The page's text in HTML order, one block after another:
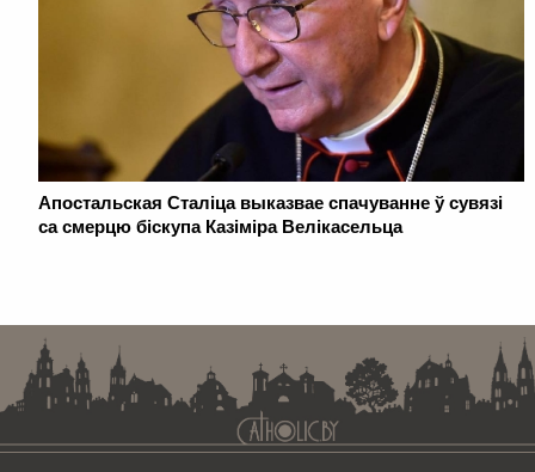
Апостальская Сталіца выказвае спачуванне ў сувязі
са смерцю біскупа Казіміра Велікасельца